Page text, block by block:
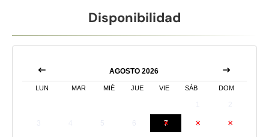
Disponibilidad
AGOSTO 2026
LUN MAR MIÉ JUE VIE SÁB DOM
7 8 9